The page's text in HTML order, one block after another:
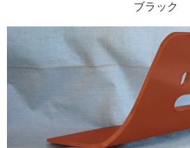
ブラック